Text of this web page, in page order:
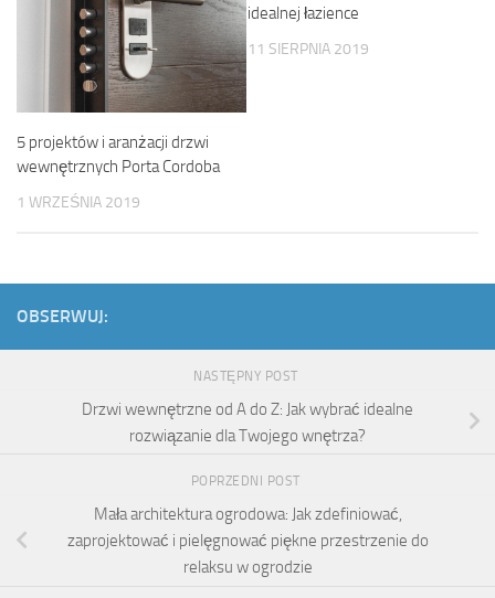
5 projektów i aranżacji drzwi
wewnętrznych Porta Cordoba
1 WRZEŚNIA 2019
idealnej łazience
11 SIERPNIA 2019
OBSERWUJ:
NASTĘPNY POST
Drzwi wewnętrzne od A do Z: Jak wybrać idealne
rozwiązanie dla Twojego wnętrza?
POPRZEDNI POST
Mała architektura ogrodowa: Jak zdefiniować,
zaprojektować i pielęgnować piękne przestrzenie do
relaksu w ogrodzie